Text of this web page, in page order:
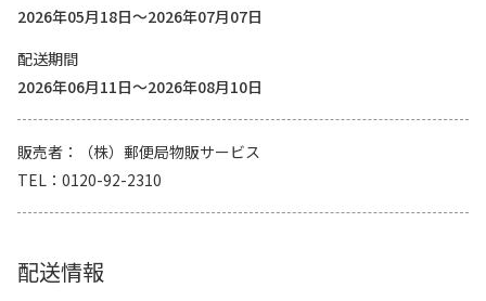
2026年05月18日～2026年07月07日
配送期間
2026年06月11日～2026年08月10日
販売者
（株）郵便局物販サービス
TEL
0120-92-2310
配送情報